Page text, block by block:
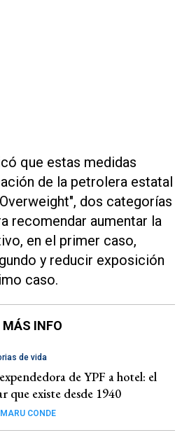
que estas medidas
de la petrolera estatal
dos categorías
recomendar aumentar la
en el primer caso,
y reducir exposición
caso.
MÁS INFO
de vida
de YPF a hotel: el
que existe desde 1940
MARU CONDE